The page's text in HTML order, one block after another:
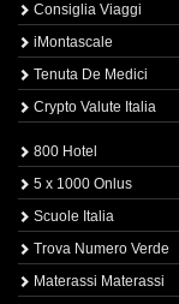
Consiglia Viaggi
iMontascale
Tenuta De Medici
Crypto Valute Italia
800 Hotel
5 x 1000 Onlus
Scuole Italia
Trova Numero Verde
Materassi Materassi